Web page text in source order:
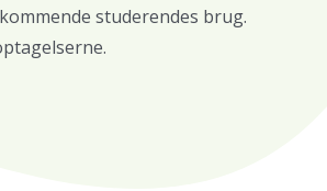
studerendes brug.